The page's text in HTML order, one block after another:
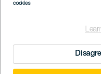
cookies